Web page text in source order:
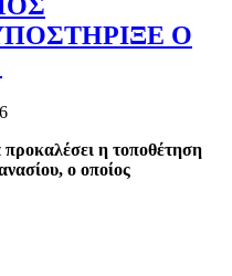
Ο
η τοποθέτηση
ο οποίος